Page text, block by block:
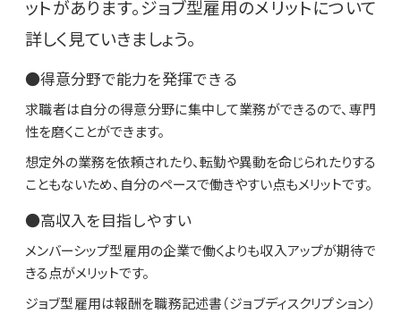
ットがあります。ジョブ型雇用のメリットについて
詳しく見ていきましょう。
●得意分野で能力を発揮できる
求職者は自分の得意分野に集中して業務ができるので、専門
性を磨くことができます。
想定外の業務を依頼されたり、転勤や異動を命じられたりする
こともないため、自分のペースで働きやすい点もメリットです。
●高収入を目指しやすい
メンバーシップ型雇用の企業で働くよりも収入アップが期待で
きる点がメリットです。
ジョブ型雇用は報酬を職務記述書（ジョブディスクリプション）